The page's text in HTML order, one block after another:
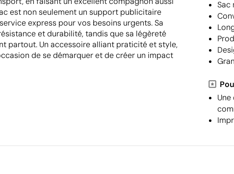
est non seulement un support publicitaire
express pour vos besoins urgents. Sa
et durabilité, tandis que sa légèreté
partout. Un accessoire alliant praticité et style,
de se démarquer et de créer un impact
Sac